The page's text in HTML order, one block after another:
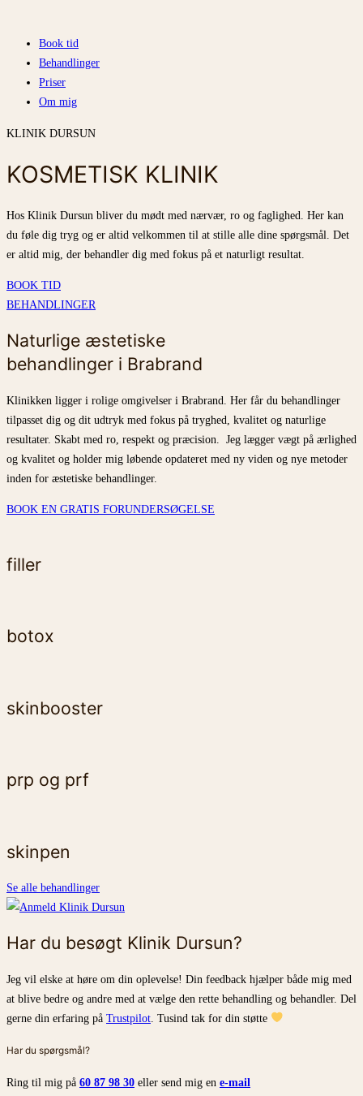
Book tid
Behandlinger
Priser
Om mig
KLINIK DURSUN
KOSMETISK KLINIK
Hos Klinik Dursun bliver du mødt med nærvær, ro og faglighed. Her kan
du føle dig tryg og er altid velkommen til at stille alle dine spørgsmål. Det
er altid mig, der behandler dig med fokus på et naturligt resultat.
BOOK TID
BEHANDLINGER
Naturlige æstetiske
behandlinger i Brabrand ​
Klinikken ligger i rolige omgivelser i Brabrand. Her får du behandlinger
tilpasset dig og dit udtryk med fokus på tryghed, kvalitet og naturlige
resultater. Skabt med ro, respekt og præcision. Jeg lægger vægt på ærlighed
og kvalitet og holder mig løbende opdateret med ny viden og nye metoder
inden for æstetiske behandlinger.
BOOK EN GRATIS FORUNDERSØGELSE
filler
botox
skinbooster
prp og prf
skinpen​
Se alle behandlinger
Har du besøgt Klinik Dursun?
Jeg vil elske at høre om din oplevelse! Din feedback hjælper både mig med
at blive bedre og andre med at vælge den rette behandling og behandler. Del
gerne din erfaring på Trustpilot . Tusind tak for din støtte
Har du spørgsmål?
Ring til mig på 60 87 98 30 eller send mig en e-mail